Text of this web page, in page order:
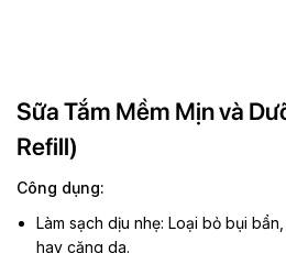
Sữa Tắm Mềm Mịn và
Refill)
Công dụng:
Làm sạch dịu nhẹ: Loại bỏ bụi
hay căng da.